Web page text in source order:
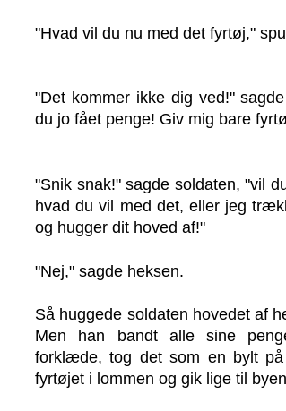
"Hvad vil du nu med det fyrtøj,"
"Det kommer ikke dig ved!"
du jo fået penge! Giv mig bare
"Snik snak!" sagde soldaten, "vil
hvad du vil med det, eller jeg
og hugger dit hoved af!"
"Nej," sagde heksen.
Så huggede soldaten hovedet af
Men han bandt alle sine
forklæde, tog det som en bylt på
fyrtøjet i lommen og gik lige til